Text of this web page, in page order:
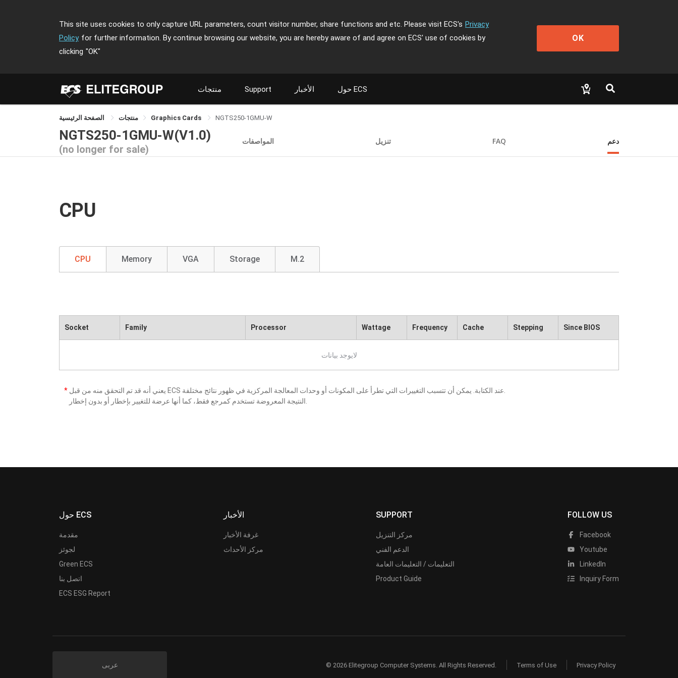
This site uses cookies to only capture URL parameters, count visitor number, share functions and etc. Please visit ECS's Privacy
Policy for further information. By continue browsing our website, you are hereby aware of and agree on ECS' use of cookies by
clicking "OK"
OK
منتجات Support الأخبار حول ECS
منتجات Graphics Cards NGTS250-1GMU-W
NGTS250-1GMU-W(V1.0)
(no longer for sale)
المواصفات تنزيل FAQ دعم
CPU
CPU Memory VGA Storage M.2
Socket Family Processor Wattage Frequency Cache Stepping Since BIOS
لايوجد بيانات
*
حول ECS
مقدمة
لجوئز
Green ECS
اتصل بنا
ECS ESG Report
الأخبار
غرفة الأخبار
مركز الأحداث
SUPPORT
مركز التنزيل
الدعم الفني
التعليمات / التعليمات العامة
Product Guide
FOLLOW US
Facebook
Youtube
LinkedIn
Inquiry Form
عربى © 2026 Elitegroup Computer Systems. All Rights Reserved. Terms of Use Privacy Policy